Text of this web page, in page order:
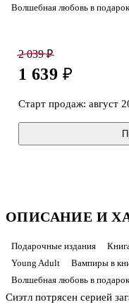
Волшебная любовь в подарок
Не лучшее время, чтобы
между "ночными
оборотнями…
2 039 ₽
1 639 ₽
Старт продаж: август
ОПИСАНИЕ И
Подарочные издания
Young Adult
Вампиры в
Волшебная любовь в подарок
Сиэтл потрясен серией